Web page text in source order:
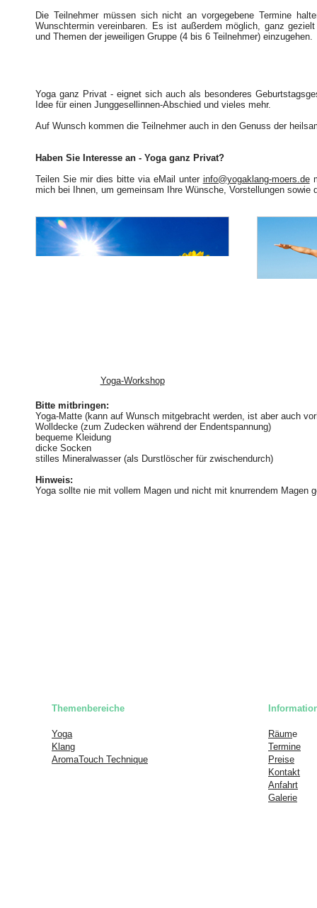
Die Teilnehmer müssen sich nicht an vorgegebene Termine
Wunschtermin vereinbaren. Es ist außerdem möglich, ganz
und Themen der jeweiligen Gruppe (4 bis 6 Teilnehmer) einzugehen.
Yoga ganz Privat - eignet sich auch als besonderes
Idee für einen Junggesellinnen-Abschied und vieles mehr.
Auf Wunsch kommen die Teilnehmer auch in den Genuss der
Haben Sie Interesse an - Yoga ganz Privat?
Teilen Sie mir dies bitte via eMail unter info@yogaklang-moers.de
mich bei Ihnen, um gemeinsam Ihre Wünsche, Vorstellungen sowie
Yoga-Workshop
Bitte mitbringen:
Yoga-Matte (kann auf Wunsch mitgebracht werden, ist aber auch
Wolldecke (zum Zudecken während der Endentspannung)
bequeme Kleidung
dicke Socken
stilles Mineralwasser (als Durstlöscher für zwischendurch)
Hinweis:
Yoga sollte nie mit vollem Magen und nicht mit knurrendem Magen
Themenbereiche
Yoga Räume
Klang
Termine
AromaTouch Technique
Preise
Kontakt
Anfahrt
Galerie